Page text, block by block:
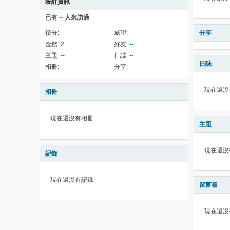
統計資訊
已有 -- 人來訪過
積分: -- 威望: --
金錢: 2 好友: --
主題: -- 日誌: --
相冊: -- 分享: --
相冊
現在還沒有相冊
記錄
現在還沒有記錄
分享
日誌
現在還
主題
現在還
留言板
現在還